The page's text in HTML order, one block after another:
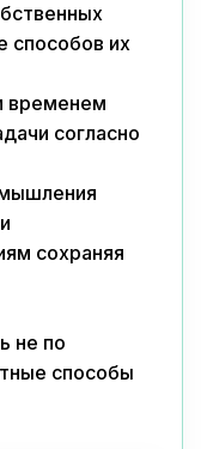
способов их
временем
согласно
сохраняя
не по
способы